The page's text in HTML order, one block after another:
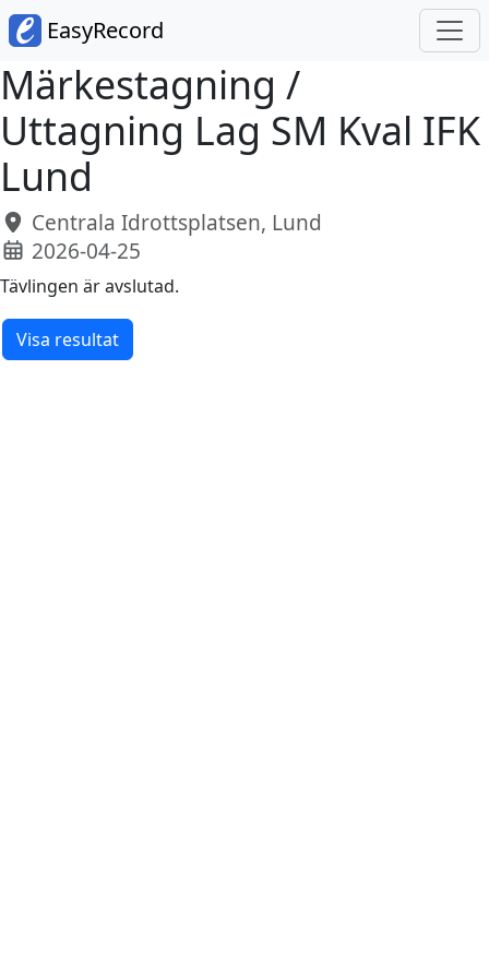
EasyRecord
Märkestagning /
Uttagning Lag SM Kval IFK
Lund
Centrala Idrottsplatsen, Lund
2026-04-25
Tävlingen är avslutad.
Visa resultat